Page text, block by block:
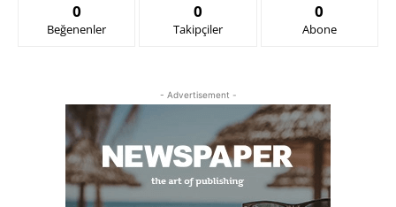
0
Beğenenler
0
Takipçiler
0
Abone
- Advertisement -